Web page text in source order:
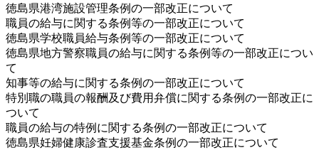
徳島県港湾施設管理条例の一部改正について
職員の給与に関する条例等の一部改正について
徳島県学校職員給与条例等の一部改正について
徳島県地方警察職員の給与に関する条例等の一部改正につい
て
知事等の給与に関する条例の一部改正について
特別職の職員の報酬及び費用弁償に関する条例の一部改正に
ついて
職員の給与の特例に関する条例の一部改正について
徳島県妊婦健康診査支援基金条例の一部改正について